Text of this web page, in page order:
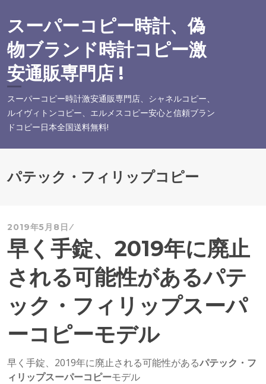
テ
ン
ツ
へ
スーパーコピー時計、偽
物ブランド時計コピー激
安通販専門店 !
スーパーコピー時計激安通販専門店、シャネルコピー、
ルイヴィトンコピー、エルメスコピー安心と信頼ブラン
ドコピー日本全国送料無料!
パテック・フィリップコピー
2019年5月8日
早く手錠、2019年に廃止
される可能性があるパテ
ック・フィリップスーパ
ーコピーモデル
早く手錠、2019年に廃止される可能性があるパテック・フ
ィリップスーパーコピーモデル